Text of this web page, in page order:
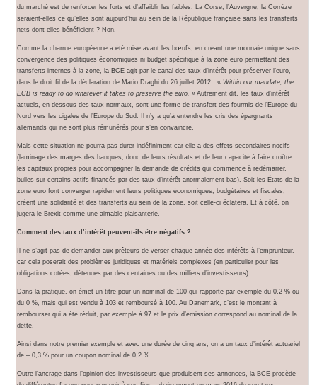
du marché est de renforcer les forts et d’affaiblir les faibles. La Corse, l’Auvergne, la Corrèze
seraient-elles ce qu’elles sont aujourd’hui au sein de la République française sans les transferts
nets dont elles bénéficient ? Non.
Comme la charrue européenne a été mise avant les bœufs, en créant une monnaie unique sans
convergence des politiques économiques ni budget spécifique à la zone euro permettant des
transferts internes à la zone, la BCE agit par le canal des taux d’intérêt pour préserver l’euro,
dans le droit fil de la déclaration de Mario Draghi du 26 juillet 2012 : « Within our mandate, the
ECB is ready to do whatever it takes to preserve the euro. » Autrement dit, les taux d’intérêt
actuels, en dessous des taux normaux, sont une forme de transfert des fourmis de l’Europe du
Nord vers les cigales de l’Europe du Sud. Il n’y a qu’à entendre les cris des épargnants
allemands qui ne sont plus rémunérés pour s’en convaincre.
Mais cette situation ne pourra pas durer indéfiniment car elle a des effets secondaires nocifs
(laminage des marges des banques, donc de leurs résultats et de leur capacité à faire croître
les capitaux propres pour accompagner la demande de crédits qui commence à redémarrer,
bulles sur certains actifs financés par des taux d’intérêt anormalement bas). Soit les États de la
zone euro font converger rapidement leurs politiques économiques, budgétaires et fiscales,
créent une solidarité et des transferts au sein de la zone, soit celle-ci éclatera. Et à côté, on
jugera le Brexit comme une aimable plaisanterie.
Comment des taux d’intérêt peuvent-ils être négatifs ?
Il ne s’agit pas de demander aux prêteurs de verser chaque année des intérêts à l’emprunteur,
car cela poserait des problèmes juridiques et matériels complexes (en particulier pour les
obligations cotées, détenues par des centaines ou des milliers d’investisseurs).
Dans la pratique, on émet un titre pour un nominal de 100 qui rapporte par exemple du 0,2 % ou
du 0 %, mais qui est vendu à 103 et remboursé à 100. Au Danemark, c’est le montant à
rembourser qui a été réduit, par exemple à 97 et le prix d’émission correspond au nominal de la
dette.
Ainsi dans notre premier exemple et avec une durée de cinq ans, on a un taux d’intérêt actuariel
de – 0,3 % pour un coupon nominal de 0,2 %.
Outre l’ancrage dans l’opinion des investisseurs que produisent ses annonces, la BCE procède